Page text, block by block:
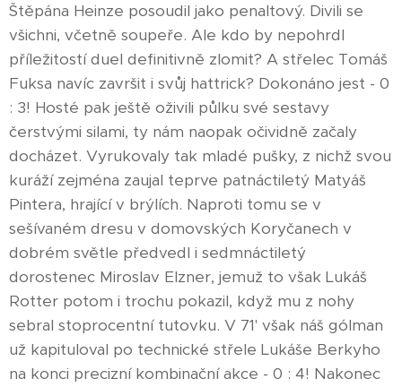
Štěpána Heinze posoudil jako penaltový. Divili se
všichni, včetně soupeře. Ale kdo by nepohrdl
příležitostí duel definitivně zlomit? A střelec Tomáš
Fuksa navíc završit i svůj hattrick? Dokonáno jest - 0
: 3! Hosté pak ještě oživili půlku své sestavy
čerstvými silami, ty nám naopak očividně začaly
docházet. Vyrukovaly tak mladé pušky, z nichž svou
kuráží zejména zaujal teprve patnáctiletý Matyáš
Pintera, hrající v brýlích. Naproti tomu se v
sešívaném dresu v domovských Koryčanech v
dobrém světle předvedl i sedmnáctiletý
dorostenec Miroslav Elzner, jemuž to však Lukáš
Rotter potom i trochu pokazil, když mu z nohy
sebral stoprocentní tutovku. V 71' však náš gólman
už kapituloval po technické střele Lukáše Berkyho
na konci precizní kombinační akce - 0 : 4! Nakonec